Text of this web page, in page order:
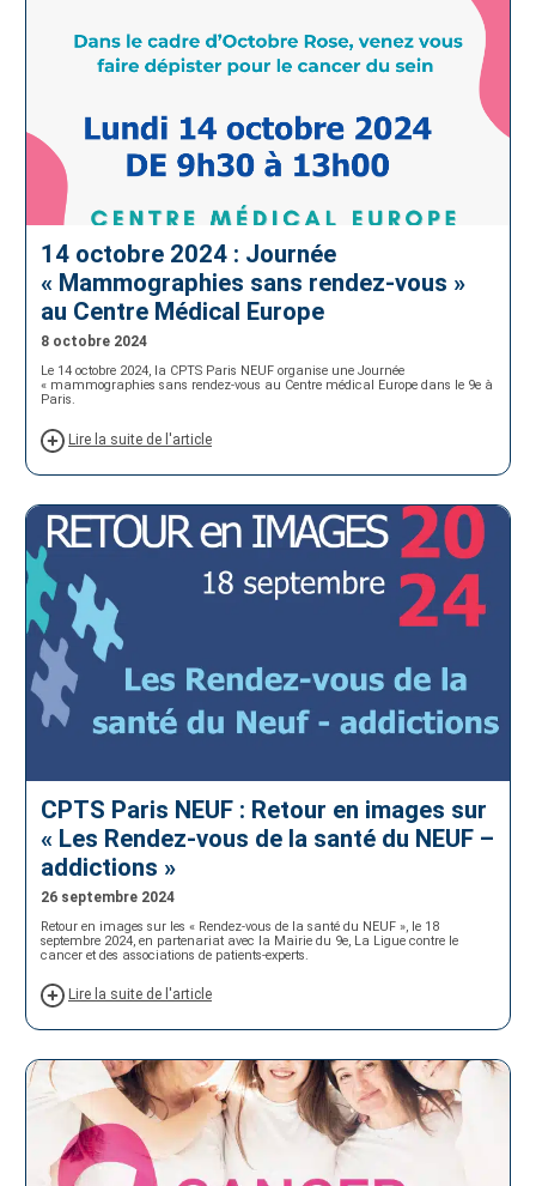
14 octobre 2024 : Journée
« Mammographies sans rendez-vous »
au Centre Médical Europe
8 octobre 2024
Le 14 octobre 2024, la CPTS Paris NEUF organise une Journée
« mammographies sans rendez-vous au Centre médical Europe dans le 9e à
Paris.
Lire la suite de l'article
CPTS Paris NEUF : Retour en images sur
« Les Rendez-vous de la santé du NEUF –
addictions »
26 septembre 2024
Retour en images sur les « Rendez-vous de la santé du NEUF », le 18
septembre 2024, en partenariat avec la Mairie du 9e, La Ligue contre le
cancer et des associations de patients-experts.
Lire la suite de l'article